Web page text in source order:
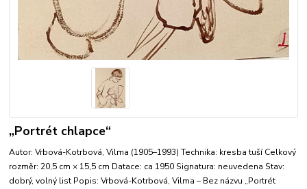
„Portrét chlapce“
Autor: Vrbová-Kotrbová, Vilma (1905–1993) Technika: kresba tuší Celkový
rozměr: 20,5 cm × 15,5 cm Datace: ca 1950 Signatura: neuvedena Stav:
dobrý, volný list Popis: Vrbová-Kotrbová, Vilma – Bez názvu „Portrét